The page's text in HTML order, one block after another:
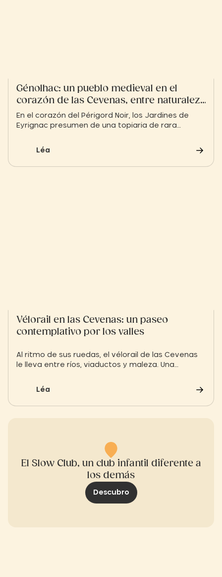
Génolhac: un pueblo medieval en el
corazón de las Cevenas, entre naturaleza
e historia
En el corazón del Périgord Noir, los Jardines de
Eyrignac presumen de una topiaria de rara
luz y los caminos simétricos ofrecen un remanso
Léa
Vélorail en las Cevenas: un paseo
contemplativo por los valles
Al ritmo de sus ruedas, el vélorail de las Cevenas
le lleva entre ríos, viaductos y maleza. Una
serenidad y convivencia.
Léa
El Slow Club, un club infantil diferente a
los demás
Descubro